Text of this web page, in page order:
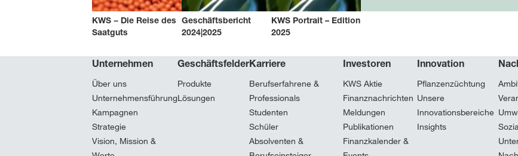
KWS − Die Reise des
Saatguts
Geschäftsbericht
2024|2025
KWS Portrait – Edition
2025
Unternehmen
Über uns
Unternehmensführung
Kampagnen
Strategie
Vision, Mission &
Geschäftsfelder
Produkte
Lösungen
Karriere
Berufserfahrene &
Professionals
Studenten
Schüler
Absolventen &
Investoren
KWS Aktie
Finanznachrichten
Meldungen
Publikationen
Finanzkalender &
Innovation
Pflanzenzüchtung
Unsere
Innovationsbereiche
Insights